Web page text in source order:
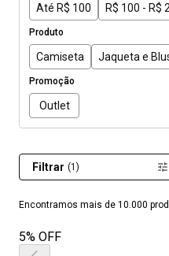
Até R$ 100 R$ 100 - R$
Produto
Camiseta Jaqueta e
Promoção
Outlet
Encontramos mais de 10.000
Filtrar (1)
5% OFF